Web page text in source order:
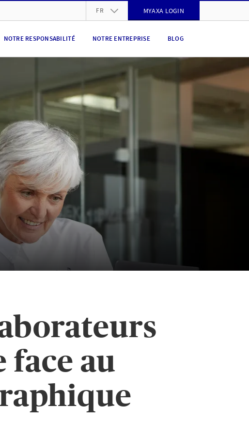
FR
EN
MYAXA LOGIN
NOTRE RESPONSABILITÉ NOTRE ENTREPRISE BLOG
face au